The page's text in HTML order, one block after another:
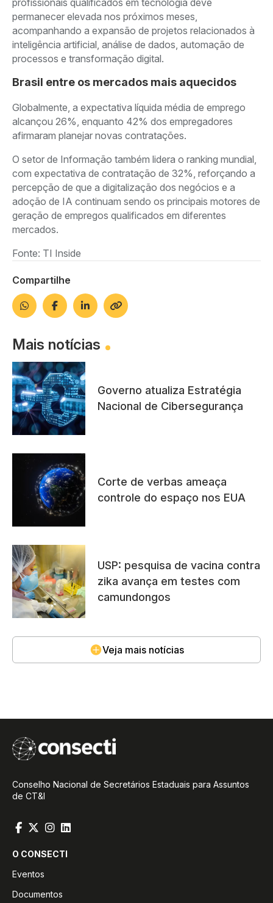
profissionais qualificados em tecnologia deve
permanecer elevada nos próximos meses,
acompanhando a expansão de projetos relacionados à
inteligência artificial, análise de dados, automação de
processos e transformação digital.
Brasil entre os mercados mais aquecidos
Globalmente, a expectativa líquida média de emprego
alcançou 26%, enquanto 42% dos empregadores
afirmaram planejar novas contratações.
O setor de Informação também lidera o ranking mundial,
com expectativa de contratação de 32%, reforçando a
percepção de que a digitalização dos negócios e a
adoção de IA continuam sendo os principais motores de
geração de empregos qualificados em diferentes
mercados.
Fonte: TI Inside
Compartilhe
Mais notícias
Governo atualiza Estratégia
Nacional de Cibersegurança
Corte de verbas ameaça
controle do espaço nos EUA
USP: pesquisa de vacina contra
zika avança em testes com
camundongos
Veja mais notícias
Conselho Nacional de Secretários Estaduais para Assuntos
de CT&I
O CONSECTI
Eventos
Documentos